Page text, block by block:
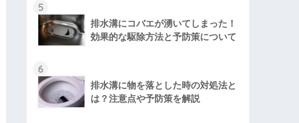
5
排水溝にコバエが湧いてしまった！
効果的な駆除方法と予防策について
6
排水溝に物を落とした時の対処法と
は？注意点や予防策を解説